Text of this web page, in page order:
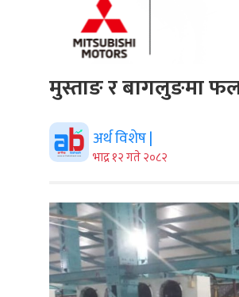
मुस्ताङ र बागलुङमा
अर्थ विशेष |
भाद्र १२ गते २०८२